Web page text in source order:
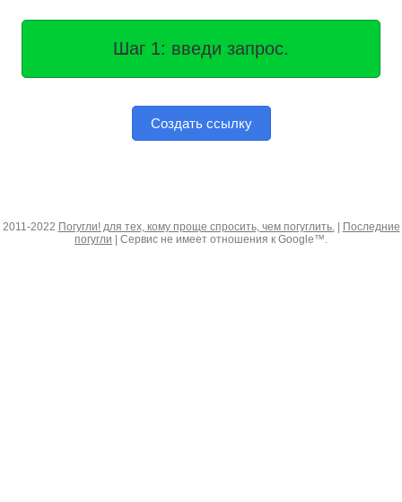
Шаг 1: введи запрос.
Создать ссылку
2011-2022 Погугли! для тех, кому проще спросить, чем погуглить.|
Последние
погугли | Сервис не имеет отношения к Google™.